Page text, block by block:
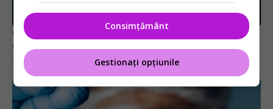
COVID, impact asupra creierului. Reduce nivelul
de cortizol
21 aug 2024, 12:59
Consimțământ
Gestionați opțiunile